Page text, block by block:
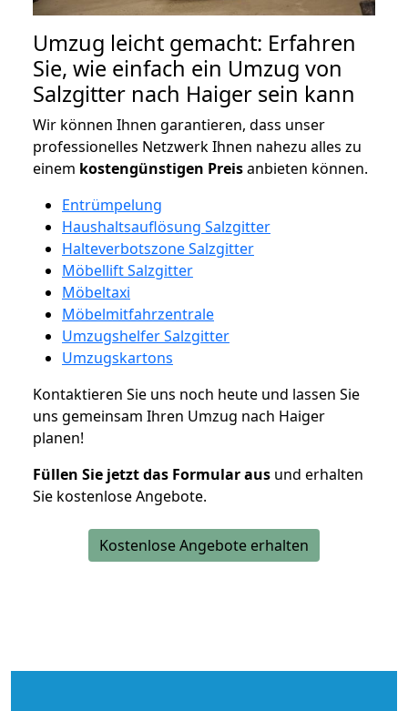
Umzug leicht gemacht: Erfahren
Sie, wie einfach ein Umzug von
Salzgitter nach Haiger sein kann
Wir können Ihnen garantieren, dass unser
professionelles Netzwerk Ihnen nahezu alles zu
einem kostengünstigen Preisanbieten können.
Entrümpelung
Haushaltsauflösung Salzgitter
Halteverbotszone Salzgitter
Möbellift Salzgitter
Möbeltaxi
Möbelmitfahrzentrale
Umzugshelfer Salzgitter
Umzugskartons
Kontaktieren Sie uns noch heute und lassen Sie
uns gemeinsam Ihren Umzug nach Haiger
planen!
Füllen Sie jetzt das Formular aus und erhalten
Sie kostenlose Angebote.
Kostenlose Angebote erhalten